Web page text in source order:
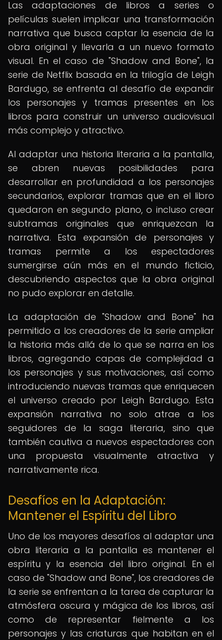
Las adaptaciones de libros a series o
películas suelen implicar una transformación
narrativa que busca captar la esencia de la
obra original y llevarla a un nuevo formato
visual. En el caso de "Shadow and Bone", la
serie de Netflix basada en la trilogía de Leigh
Bardugo, se enfrenta al desafío de expandir
los personajes y tramas presentes en los
libros para construir un universo audiovisual
más complejo y atractivo.
Al adaptar una historia literaria a la pantalla,
se abren nuevas posibilidades para
desarrollar en profundidad a los personajes
secundarios, explorar tramas que en el libro
quedaron en segundo plano, o incluso crear
subtramas originales que enriquezcan la
narrativa. Esta expansión de personajes y
tramas permite a los espectadores
sumergirse aún más en el mundo ficticio,
descubriendo aspectos que la obra original
no pudo explorar en detalle.
La adaptación de "Shadow and Bone" ha
permitido a los creadores de la serie ampliar
la historia más allá de lo que se narra en los
libros, agregando capas de complejidad a
los personajes y sus motivaciones, así como
introduciendo nuevas tramas que enriquecen
el universo creado por Leigh Bardugo. Esta
expansión narrativa no solo atrae a los
seguidores de la saga literaria, sino que
también cautiva a nuevos espectadores con
una propuesta visualmente atractiva y
narrativamente rica.
Desafíos en la Adaptación:
Mantener el Espíritu del Libro
Uno de los mayores desafíos al adaptar una
obra literaria a la pantalla es mantener el
espíritu y la esencia del libro original. En el
caso de "Shadow and Bone", los creadores de
la serie se enfrentan a la tarea de capturar la
atmósfera oscura y mágica de los libros, así
como de representar fielmente a los
personajes y las criaturas que habitan en el